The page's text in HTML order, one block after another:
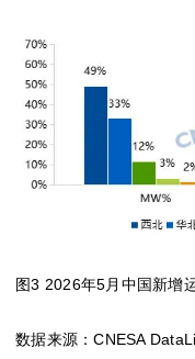
图3 2026年5月中国新增
数据来源：CNESA